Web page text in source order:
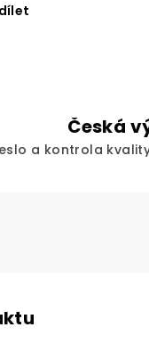
Česká
a kontrola